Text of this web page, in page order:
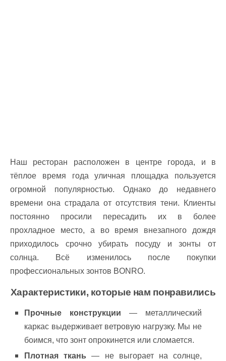
Наш ресторан расположен в центре города, и в
тёплое время года уличная площадка пользуется
огромной популярностью. Однако до недавнего
времени она страдала от отсутствия тени. Клиенты
постоянно просили пересадить их в более
прохладное место, а во время внезапного дождя
приходилось срочно убирать посуду и зонты от
солнца. Всё изменилось после покупки
профессиональных зонтов BONRO.
Характеристики, которые нам понравились
Прочные конструкции — металлический
каркас выдерживает ветровую нагрузку. Мы не
боимся, что зонт опрокинется или сломается.
Плотная ткань — не выгорает на солнце,